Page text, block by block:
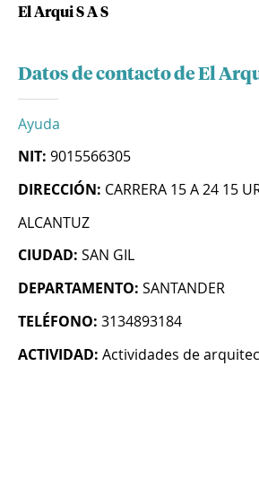
El Arqui S A S
Datos de contacto de El
Ayuda
NIT: 9015566305
DIRECCIÓN: CARRERA 15 A 24 15
ALCANTUZ
CIUDAD: SAN GIL
DEPARTAMENTO: SANTANDER
TELÉFONO: 3134893184
ACTIVIDAD: Actividades de